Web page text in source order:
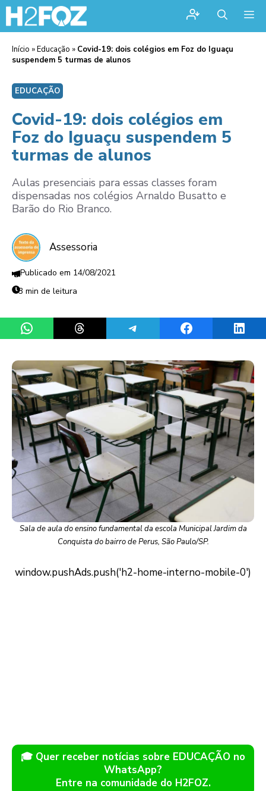
Início »Educação » Covid-19: dois colégios em Foz do Iguaçu
suspendem 5 turmas de alunos
EDUCAÇÃO
Covid-19: dois colégios em
Foz do Iguaçu suspendem 5
turmas de alunos
Aulas presenciais para essas classes foram
dispensadas nos colégios Arnaldo Busatto e
Barão do Rio Branco.
Assessoria
14/08/2021
3 min de leitura
Share on WhatsAppShare on ThreadsShare on TelegramShare on Facebook
Sala de aula do ensino fundamental da escola Municipal Jardim da
Conquista do bairro de Perus, São Paulo/SP.
🎓 Quer receber notícias sobre EDUCAÇÃO no
WhatsApp?
Entre na comunidade do H2FOZ.